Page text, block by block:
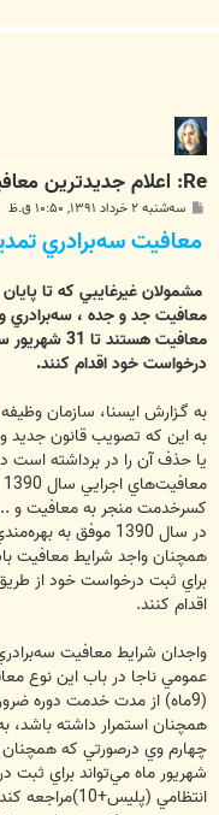
Re: اعلام جدید‌ترین معافیت‌های خدمت سربازی
ت
سه‌شنبه ۲ خرداد ۱۳۹۱, ۱۰:۵۰ ق.ظ
معافيت‌ سه‌برادري
معافيت جد و جده ، سه‌برادري
درخواست خود اقدام كنند.
به گـزارش ايسنا، سازمان وظيفه
به اين كه تصويب قانون جديد
يا حذف آن را در برداشته است
كسرخدمت منجر به معافيت و
در سال 1390 موفق
همچنان واجد شرايط معافيت
اقدام كنند.
عمومي ناجا در باب اين نوع
همچنان استمرار داشته باشد،
چهارم وي درصورتي كه همچنان
شهريور ماه مي‌تواند براي ثبت
انتظامي